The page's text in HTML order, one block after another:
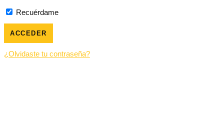
Recuérdame
¿Olvidaste tu contraseña?